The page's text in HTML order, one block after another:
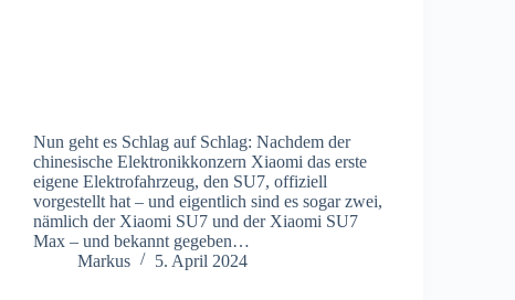
Nun geht es Schlag auf Schlag: Nachdem der
chinesische Elektronikkonzern Xiaomi das erste
eigene Elektrofahrzeug, den SU7, offiziell
vorgestellt hat – und eigentlich sind es sogar zwei,
nämlich der Xiaomi SU7 und der Xiaomi SU7
Max – und bekannt gegeben…
Markus
5. April 2024